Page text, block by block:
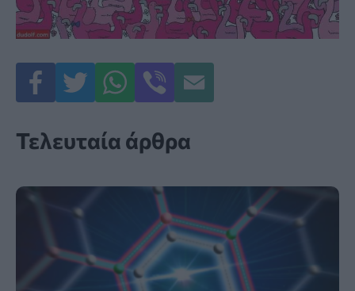
Τελευταία άρθρα